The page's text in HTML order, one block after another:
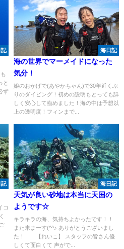
記
と
ず
海日記
海の世界でマーメイドになった
気分！
娘のおかげで(あやかちゃん)で30年近くぶ
りのダイビング！初めの説明もとっても詳
しく安心して臨めました！海の中は予想以
上の透明度！フィンまで...
記
コ
海日記
天気が良い砂地は本当に天国の
ようです☆
キラキラの海、気持ちよかったです！！
また来まーす(^^♪ ありがとうございまし
た！ 【れいこ】 スタッフの皆さん優
しくて面白くて 声がで...